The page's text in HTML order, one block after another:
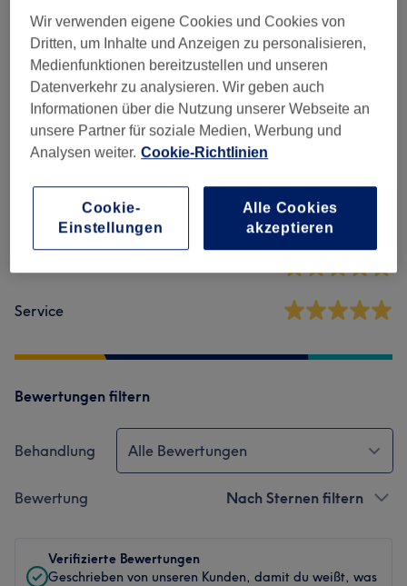
Salonbewertungen
4,8
Ambiente
Service
Bewertungen filtern
Behandlung Alle Bewertungen
Bewertung Nach Sternen filtern
Verifizierte Bewertungen
Geschrieben von unseren Kunden, damit du weißt, was
Wir verwenden eigene Cookies und Cookies von
Dritten, um Inhalte und Anzeigen zu personalisieren,
Medienfunktionen bereitzustellen und unseren
Datenverkehr zu analysieren. Wir geben auch
Informationen über die Nutzung unserer Webseite an
unsere Partner für soziale Medien, Werbung und
Analysen weiter. Cookie-Richtlinien
Cookie-
Einstellungen
Alle Cookies
akzeptieren